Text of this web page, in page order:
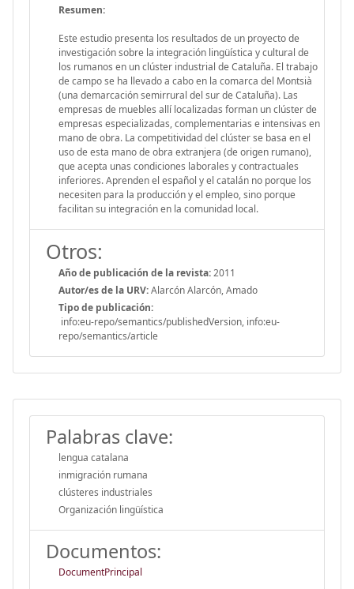
Resumen:
Este estudio presenta los resultados de un proyecto de
investigación sobre la integración lingüística y cultural de
los rumanos en un clúster industrial de Cataluña. El trabajo
de campo se ha llevado a cabo en la comarca del Montsià
(una demarcación semirrural del sur de Cataluña). Las
empresas de muebles allí localizadas forman un clúster de
empresas especializadas, complementarias e intensivas en
mano de obra. La competitividad del clúster se basa en el
uso de esta mano de obra extranjera (de origen rumano),
que acepta unas condiciones laborales y contractuales
inferiores. Aprenden el español y el catalán no porque los
necesiten para la producción y el empleo, sino porque
facilitan su integración en la comunidad local.
Otros:
Año de publicación de la revista:2011
Autor/es de la URV:Alarcón Alarcón, Amado
Tipo de publicación:
info:eu-repo/semantics/publishedVersion, info:eu-
repo/semantics/article
Palabras clave:
lengua catalana
inmigración rumana
clústeres industriales
Organización lingüística
Documentos:
DocumentPrincipal